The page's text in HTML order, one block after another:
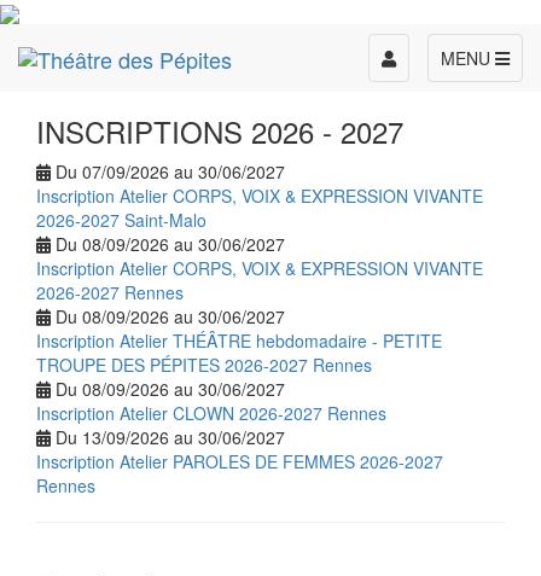
MENU
Toggle
navigation
INSCRIPTIONS 2026 - 2027
Du 07/09/2026 au 30/06/2027
Inscription Atelier CORPS, VOIX & EXPRESSION VIVANTE
2026-2027 Saint-Malo
Du 08/09/2026 au 30/06/2027
Inscription Atelier CORPS, VOIX & EXPRESSION VIVANTE
2026-2027 Rennes
Du 08/09/2026 au 30/06/2027
Inscription Atelier THÉÂTRE hebdomadaire - PETITE
TROUPE DES PÉPITES 2026-2027 Rennes
Du 08/09/2026 au 30/06/2027
Inscription Atelier CLOWN 2026-2027 Rennes
Du 13/09/2026 au 30/06/2027
Inscription Atelier PAROLES DE FEMMES 2026-2027
Rennes